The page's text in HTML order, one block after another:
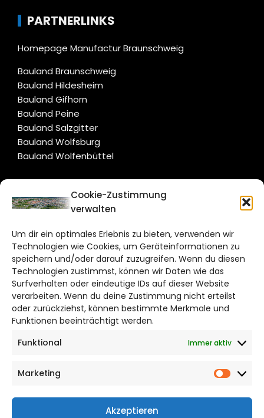
Cookie-Zustimmung
verwalten
Um dir ein optimales Erlebnis zu bieten, verwenden wir
Technologien wie Cookies, um Geräteinformationen zu
speichern und/oder darauf zuzugreifen. Wenn du diesen
Technologien zustimmst, können wir Daten wie das
Surfverhalten oder eindeutige IDs auf dieser Website
verarbeiten. Wenn du deine Zustimmung nicht erteilst
oder zurückziehst, können bestimmte Merkmale und
Funktionen beeinträchtigt werden.
Funktional
Immer aktiv
Marketing
Akzeptieren
PARTNERLINKS
Homepage Manufactur Braunschweig
Bauland Braunschweig
Bauland Hildesheim
Bauland Gifhorn
Bauland Peine
Bauland Salzgitter
Bauland Wolfsburg
Bauland Wolfenbüttel
CITYLIFE!
Bruchtorwall 12
38100 Braunschweig
Telefon: 0531 387220 – 65
DAS STADTMAGAZIN FÜR
BRAUNSCHWEIG
Impressum
Cookie Richtlinie
CITYLIFE! BEI FACEBOOK